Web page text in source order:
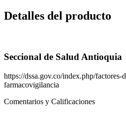
Detalles del producto
Seccional de Salud Antioquia
https://dssa.gov.co/index.php/factores-
farmacovigilancia
Comentarios y Calificaciones